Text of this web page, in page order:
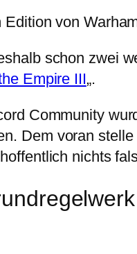
von
schon zwei
Empire III„.
Community
Dem voran
nichts